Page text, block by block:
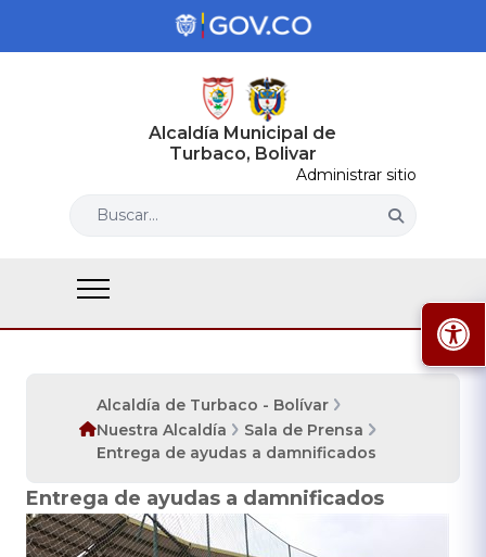
Alcaldía Municipal de
Turbaco, Bolivar
Administrar sitio
Buscar...
Alcaldía de Turbaco - Bolívar
Nuestra Alcaldía
Sala de Prensa
Entrega de ayudas a damnificados
Entrega de ayudas a damnificados